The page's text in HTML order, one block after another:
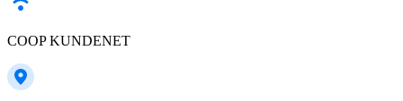
COOP KUNDENET